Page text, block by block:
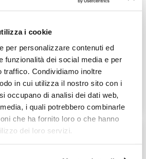
i cookie
per personalizzare contenuti ed
funzionalità dei social media e per
traffico. Condividiamo inoltre
in cui utilizza il nostro sito con i
occupano di analisi dei dati web,
i quali potrebbero combinarle
che ha fornito loro o che hanno
dei loro servizi.
GLASHUTTE ORIGINAL
Sixties
Ref. 1-39-52-01-02-04
7.300,00 €
AGGIUNGI AL CARRELLO